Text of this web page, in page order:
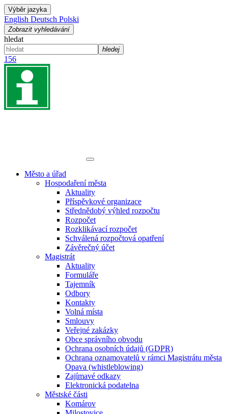
Výběr jazyka
English Deutsch Polski
Zobrazit vyhledávání
hledat
hledej
156
Město a úřad
Hospodaření města
Aktuality
Příspěvkové organizace
Střednědobý výhled rozpočtu
Rozpočet
Rozklikávací rozpočet
Schválená rozpočtová opatření
Závěrečný účet
Magistrát
Aktuality
Formuláře
Tajemník
Odbory
Kontakty
Volná místa
Smlouvy
Veřejné zakázky
Obce správního obvodu
Ochrana osobních údajů (GDPR)
Ochrana oznamovatelů v rámci Magistrátu města
Opava (whistleblowing)
Zajímavé odkazy
Elektronická podatelna
Městské části
Komárov